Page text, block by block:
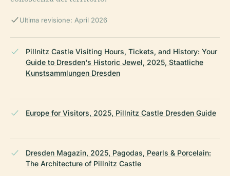
Ultima revisione: April 2026
Pillnitz Castle Visiting Hours, Tickets, and History: Your
Guide to Dresden's Historic Jewel, 2025, Staatliche
Kunstsammlungen Dresden
Europe for Visitors, 2025, Pillnitz Castle Dresden Guide
Dresden Magazin, 2025, Pagodas, Pearls & Porcelain:
The Architecture of Pillnitz Castle